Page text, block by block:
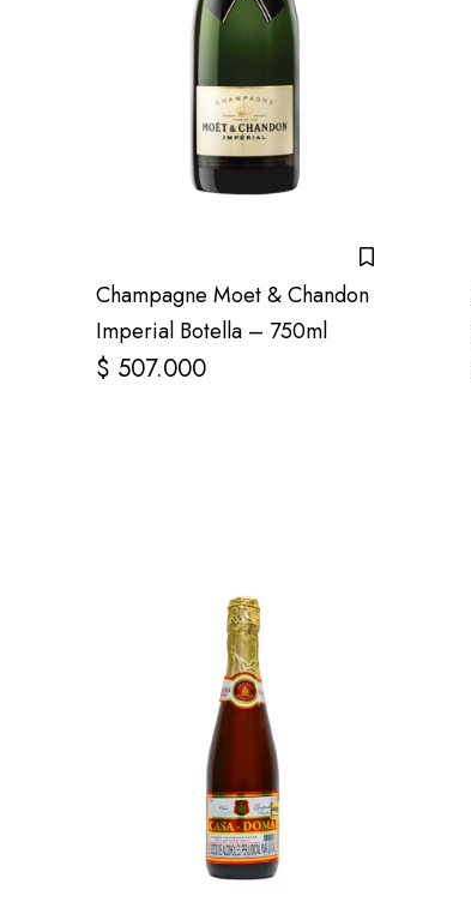
Champagne Moet & Chandon
Imperial Botella – 750ml
$ 507.000